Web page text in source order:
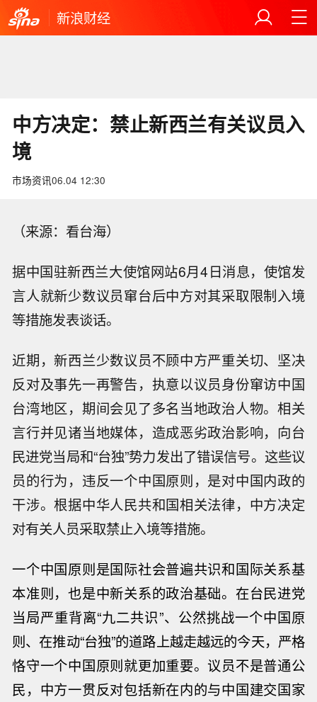
新浪财经
中方决定：禁止新西兰有关议员入
境
市场资讯06.04 12:30
（来源：看台海）
据中国驻新西兰大使馆网站6月4日消息，使馆发
言人就新少数议员窜台后中方对其采取限制入境
等措施发表谈话。
近期，新西兰少数议员不顾中方严重关切、坚决
反对及事先一再警告，执意以议员身份窜访中国
台湾地区，期间会见了多名当地政治人物。相关
言行并见诸当地媒体，造成恶劣政治影响，向台
民进党当局和“台独”势力发出了错误信号。这些议
员的行为，违反一个中国原则，是对中国内政的
干涉。根据中华人民共和国相关法律，中方决定
对有关人员采取禁止入境等措施。
一个中国原则是国际社会普遍共识和国际关系基
本准则，也是中新关系的政治基础。在台民进党
当局严重背离“九二共识”、公然挑战一个中国原
则、在推动“台独”的道路上越走越远的今天，严格
恪守一个中国原则就更加重要。议员不是普通公
民，中方一贯反对包括新在内的与中国建交国家